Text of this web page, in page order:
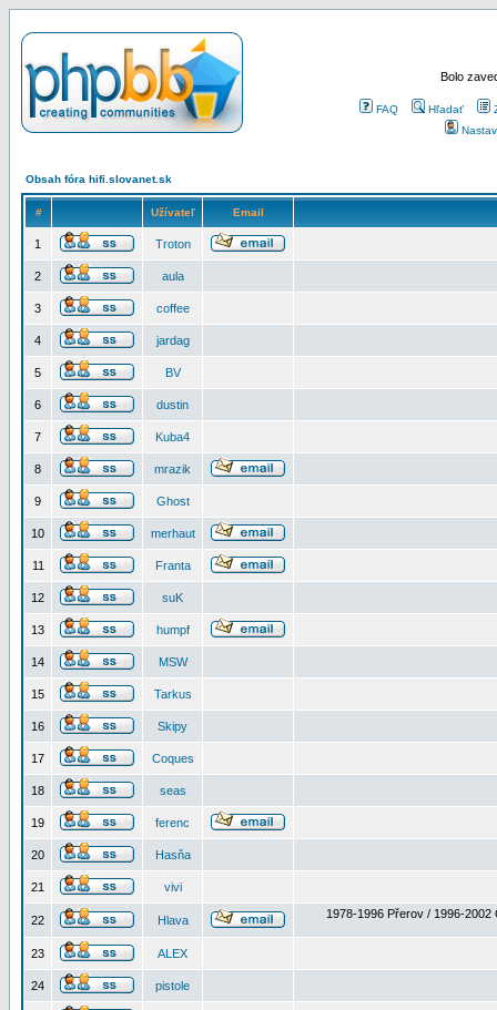
Bolo
FAQ Hľadať
Obsah fóra hifi.slovanet.sk
# Užívateľ Email
1 Troton
2 aula
3 coffee
4 jardag
5 BV
6 dustin
7 Kuba4
8 mrazik
9 Ghost
10 merhaut
11 Franta
12 suK
13 humpf
14 MSW
15 Tarkus
16 Skipy
17 Coques
18 seas
19 ferenc
20 Hasňa
21 vivi
22 Hlava 1978-1996 Přerov / 1996-2002
23 ALEX
24 pistole